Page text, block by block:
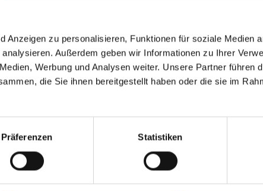
Anzeigen zu personalisieren, Funktionen für soziale Medien
Außerdem geben wir Informationen zu Ihrer
Werbung und Analysen weiter. Unsere Partner führen
die Sie ihnen bereitgestellt haben oder die sie im
Präferenzen Statistiken
Rufen Sie uns an:
18.00 Uhr + Fr: 8.00-12.30 & 14.30-16.00 Uhr sowie